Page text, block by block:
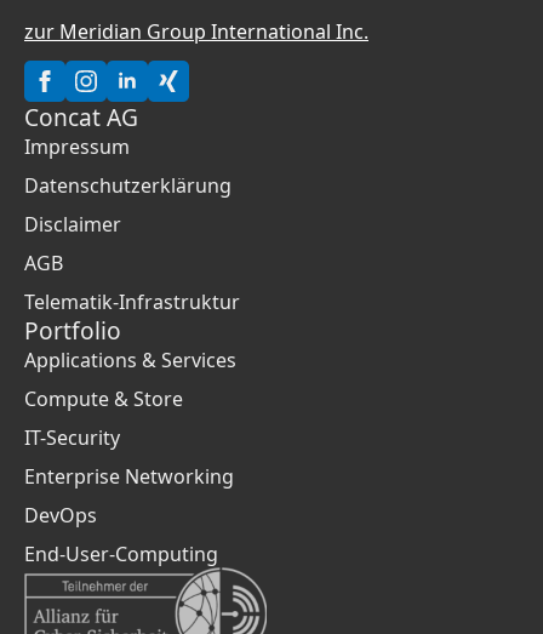
zur Meridian Group International Inc.
Concat AG
Impressum
Datenschutzerklärung
Disclaimer
AGB
Telematik-Infrastruktur
Portfolio
Applications & Services
Compute & Store
IT-Security
Enterprise Networking
DevOps
End-User-Computing